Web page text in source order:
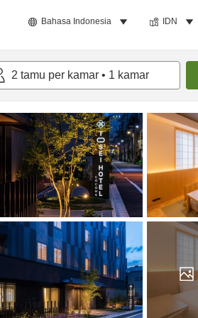
Bahasa Indonesia IDN
2 tamu per kamar • 1 kamar